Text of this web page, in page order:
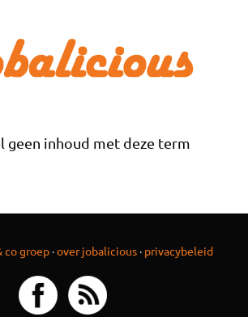
geen inhoud met deze term
co groep ·over jobalicious · privacybeleid